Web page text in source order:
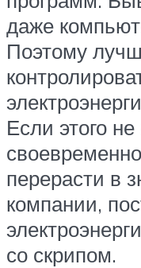
даже
Поэтому
Если этого
перерасти в
компании,
со скрипом.